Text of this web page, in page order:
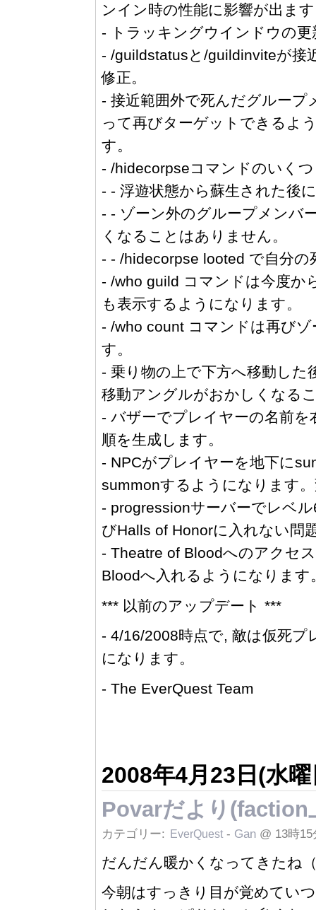
ンイン時の性能に影響が出ま
- トラッキングウインドウの
- /guildstatusと/guildinviteが接
修正。
- 接近範囲外で死んだグルー
って再びターゲットできるよ
す。
- /hidecorpseコマンドのいく
- - 浮遊状態から蘇生された後
- - ゾーン外のグループメンバ
くなることはありません。
- - /hidecorpse looted で自分
- /who guild コマンドは今度か
も表示するようになります。
- /who count コマンドは再び
す。
- 乗り物の上で下方へ移動し
移動アングルがおかしくなる
- バザーでプレイヤーの名前
順を生成します。
- NPCがプレイヤーを地下に
summonするようになります
- progressionサーバーでレベ
びHalls of Honorに入れない問
- Theatre of Bloodへのアクセ
Bloodへ入れるようになります
*** 以前のアップデート ***
- 4/16/2008時点で, 敵は仮死
になります。
- The EverQuest Team
2008年4月23日(水
Povarだより(faction
カテゴリー: EverQuest - Gan @ 13時15
だんだん暖かくなってきたね
今朝はすっきり目が覚めてい